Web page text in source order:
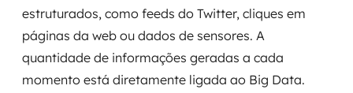
estruturados, como feeds do Twitter, cliques em
páginas da web ou dados de sensores. A
quantidade de informações geradas a cada
momento está diretamente ligada ao Big Data.